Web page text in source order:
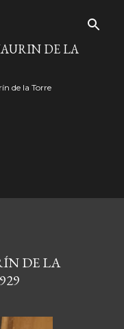
DE LA
de la Torre
DE LA